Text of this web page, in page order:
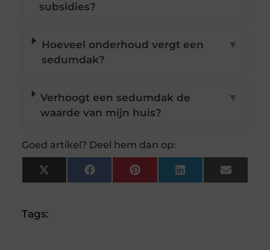
subsidies?
Hoeveel onderhoud vergt een
sedumdak?
▼
Verhoogt een sedumdak de
waarde van mijn huis?
▼
Goed artikel? Deel hem dan op:
X
(Twitter)
FacebookPinterestLinkedInEmail
Tags: